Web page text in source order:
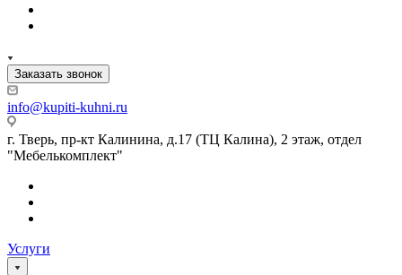
Заказать звонок
info@kupiti-kuhni.ru
г. Тверь, пр-кт Калинина, д.17 (ТЦ Калина), 2 этаж, отдел
"Мебелькомплект"
Услуги